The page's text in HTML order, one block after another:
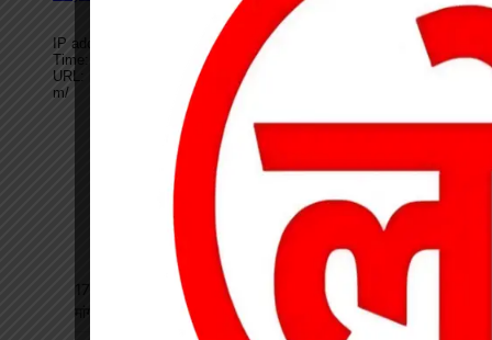
17 अगस्त की हड़ताल से पहले चेयरमैन ने बुलाई बैठक, बिजली कर्मियों की